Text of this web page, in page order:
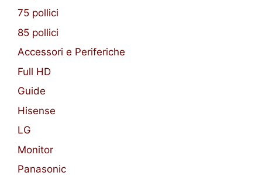
75 pollici
85 pollici
Accessori e Periferiche
Full HD
Guide
Hisense
LG
Monitor
Panasonic